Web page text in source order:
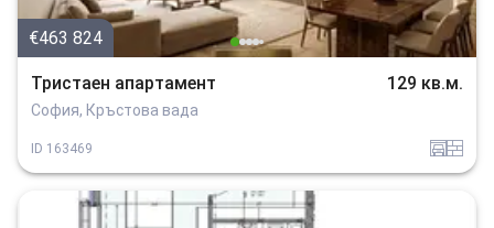
€463 824
Тристаен апартамент 129 кв.м.
София, Кръстова вада
ID 163469 garajtuhla